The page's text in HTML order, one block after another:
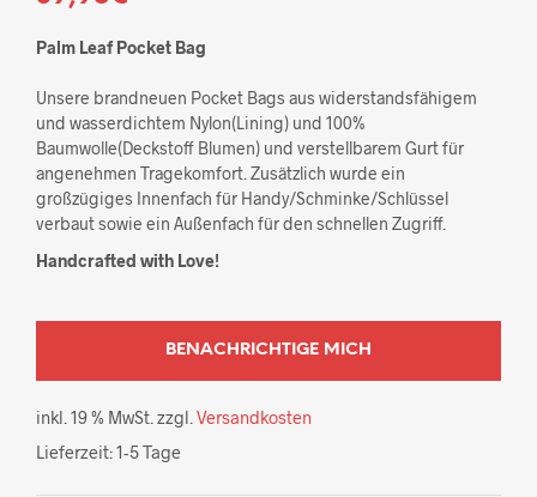
Palm Leaf Pocket Bag
Unsere brandneuen Pocket Bags aus widerstandsfähigem
und wasserdichtem Nylon(Lining) und 100%
Baumwolle(Deckstoff Blumen) und verstellbarem Gurt für
angenehmen Tragekomfort. Zusätzlich wurde ein
großzügiges Innenfach für Handy/Schminke/Schlüssel
verbaut sowie ein Außenfach für den schnellen Zugriff.
Handcrafted with Love!
inkl. 19 % MwSt. zzgl. Versandkosten
Lieferzeit:1-5 Tage